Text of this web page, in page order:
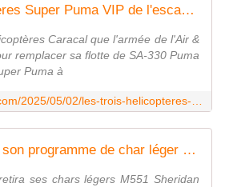
Les trois hélicoptères Super Puma VIP de l'escadron de transport 60 joueront les prolongations jusqu'en 2032 - Zone Militaire
Caracal que l'armée de l'Air &
remplacer sa flotte de SA-330 Puma
Puma à
L'US Army annule son programme de char léger M10 Booker car devenu... trop lourd - Zone Militaire
ses chars légers M551 Sheridan